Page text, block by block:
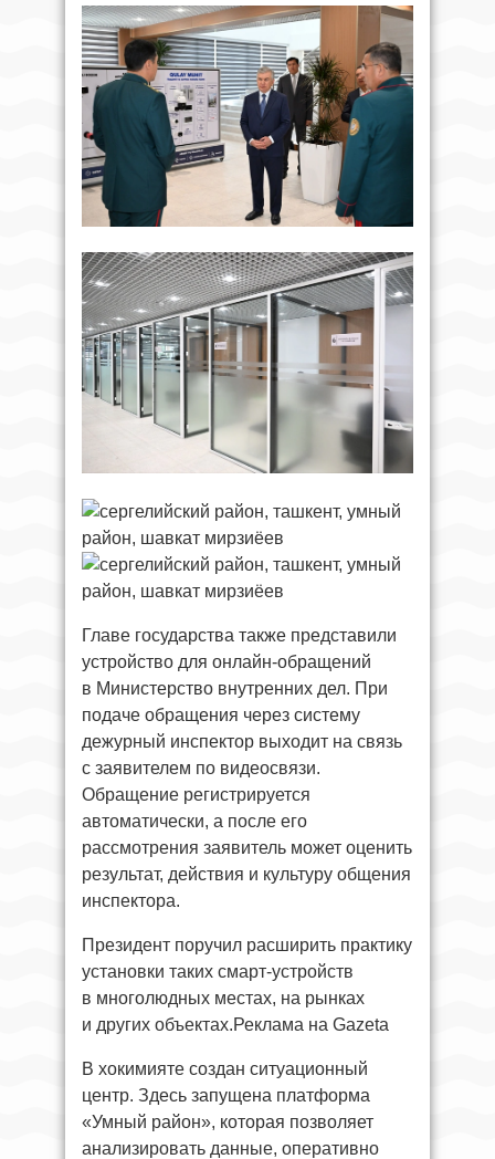
Главе государства также представили
устройство для онлайн-обращений
в Министерство внутренних дел. При
подаче обращения через систему
дежурный инспектор выходит на связь
с заявителем по видеосвязи.
Обращение регистрируется
автоматически, а после его
рассмотрения заявитель может оценить
результат, действия и культуру общения
инспектора.
Президент поручил расширить практику
установки таких смарт-устройств
в многолюдных местах, на рынках
и других объектах.Реклама на Gazeta
В хокимияте создан ситуационный
центр. Здесь запущена платформа
«Умный район», которая позволяет
анализировать данные, оперативно